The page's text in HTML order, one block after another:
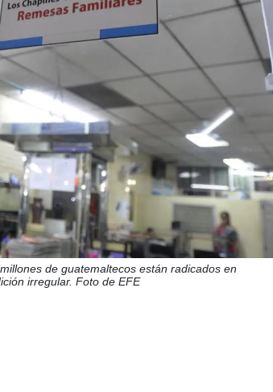
de guatemaltecos están radicados en
irregular. Foto de EFE